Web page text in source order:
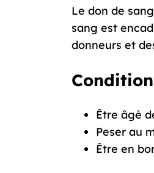
Le don de
sang est
donneurs et
Être âgé
Peser au
Être en